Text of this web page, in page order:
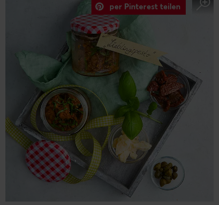
per Pinterest teilen